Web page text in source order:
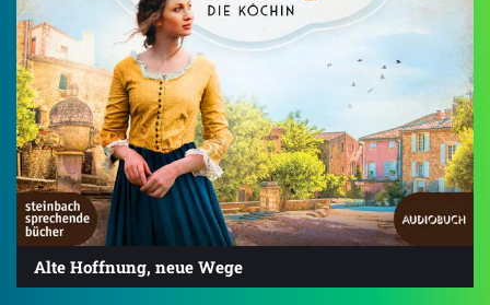
Alte Hoffnung, neue Wege